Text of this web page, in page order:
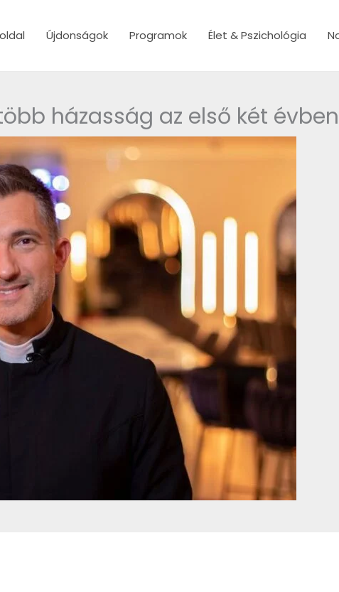
Újdonságok Programok Élet & Pszichológia
házasság az első két évben